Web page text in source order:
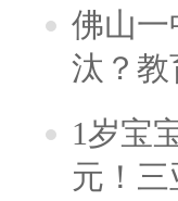
佛山一
汰？教
1岁宝
元！